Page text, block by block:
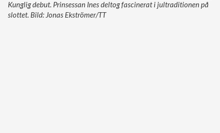
Kunglig debut. Prinsessan Ines deltog fascinerat i jultraditionen på
slottet. Bild: Jonas Ekströmer/TT